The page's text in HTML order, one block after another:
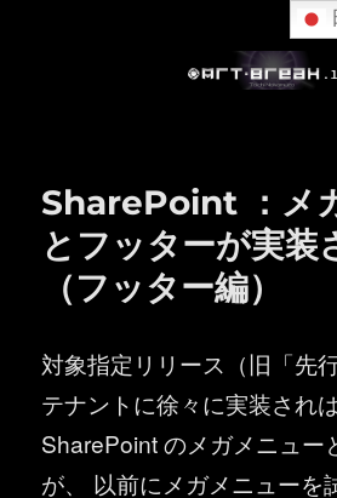
SharePoint ：メ
とフッターが実装
（フッター編）
対象指定リリース（旧「先
テナントに徐々に実装され
SharePoint のメガメニュー
が、 以前にメガメニューを